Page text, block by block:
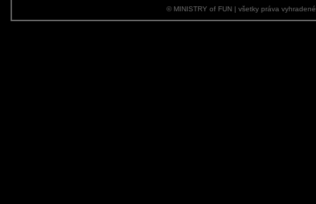
© MINISTRY of FUN | všetky práva